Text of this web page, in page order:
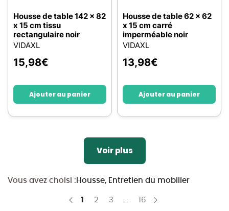
Housse de table 142 x 82
x 15 cm tissu
rectangulaire noir
VIDAXL
15,98€
Ajouter au panier
Housse de table 62 x 62
x 15 cm carré
imperméable noir
VIDAXL
13,98€
Ajouter au panier
Voir plus
Page
Précédent
You're currently reading page
1 Page
2 Page
3 ... Page
16
Vous avez choisi : Housse, Entretien du mobilier